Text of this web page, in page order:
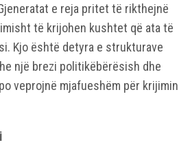
e reja pritet të rikthejnë
të krijohen kushtet që ata të
Kjo është detyra e strukturave
një brezi politikëbërësish dhe
veprojnë mjafueshëm për krijimin